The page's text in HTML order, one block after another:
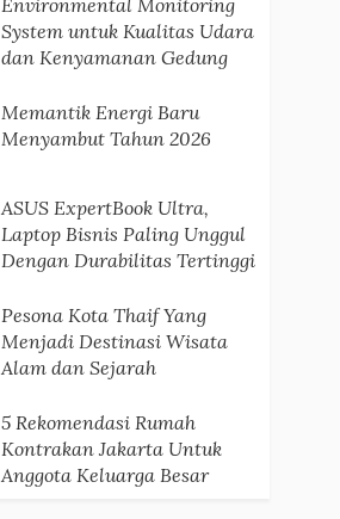
System untuk Kualitas Udara
dan Kenyamanan Gedung
Memantik Energi Baru
Menyambut Tahun 2026
ASUS ExpertBook Ultra,
Laptop Bisnis Paling Unggul
Dengan Durabilitas Tertinggi
Pesona Kota Thaif Yang
Menjadi Destinasi Wisata
Alam dan Sejarah
5 Rekomendasi Rumah
Kontrakan Jakarta Untuk
Anggota Keluarga Besar